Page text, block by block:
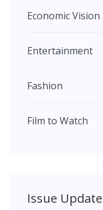
Economic Vision
Entertainment
Fashion
Film to Watch
Issue Update